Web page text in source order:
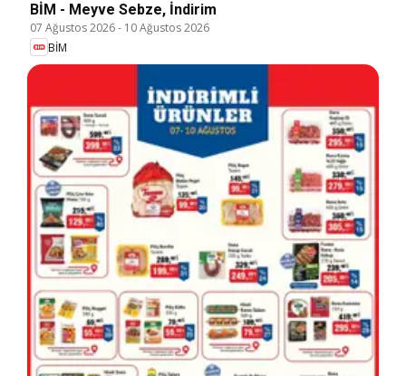
BİM - Meyve Sebze, İndirim
07 Ağustos 2026- 10 Ağustos 2026
BİM